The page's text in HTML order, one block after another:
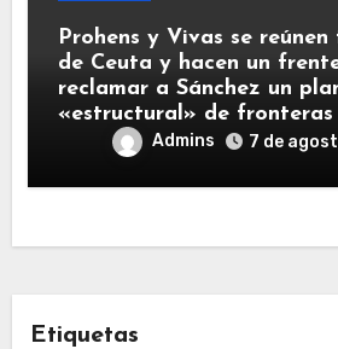
Prohens y Vivas se
de Ceuta y hacen un
reclamar a Sánchez un
«estructural» de fronteras
Admins 7 de
Etiquetas